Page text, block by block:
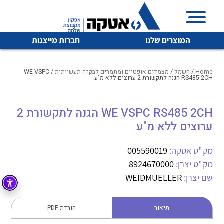
המוצרים שלנו חברות מייצגות
איכות | שרות | זמינות
אטקה בע”מ היא החברה הגדולה והמובילה בישראל בשיווק
מיתוג, בקרה , ואינסטלציה חשמלית ופעילה ב7 תחומים:
חשמל מיתוג ואינסטלציה חשמלית
קופסאות וארונות לחשמל, בקרה ואלקטרוניקה
לכל מוצרי היצרן לכל מוצרי היצרן
לכל מוצרי היצרן לכל מוצרי היצרן
Home
/ חשמל / מצמדים אופטיים ומתמרים לבקרה תעשייתית / WE VSPC
RS485 2CH הגנה לתקשורת 2 ערוצים ללא מ"ע
WE VSPC RS485 2CH הגנה לתקשורת 2
ערוצים ללא מ"ע
מק"ט אטקה: 005590019
מק"ט יצרן: 8924670000
שם יצרן: WEIDMUELLER
תיאור הורדת PDF